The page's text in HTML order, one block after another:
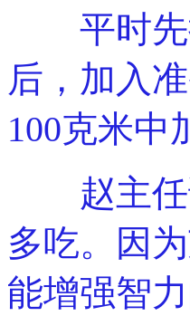
平时先
后，加入
100克米中
赵主任
多吃。因
能增强智